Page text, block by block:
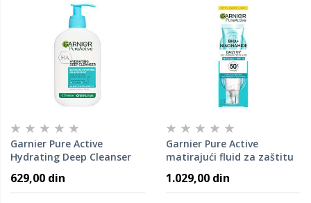
Garnier Pure Active
Hydrating Deep Cleanser
629,00 din
Garnier Pure Active
matirajući fluid za zaštitu
1.029,00 din